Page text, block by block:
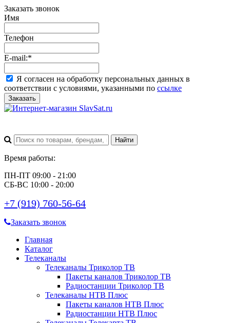
Заказать звонок
Имя
Телефон
E-mail:*
Я согласен на обработку персональных данных в
соответствии с условиями, указанными по ссылке
Заказать
Время работы:
ПН-ПТ 09:00 - 21:00
СБ-ВС 10:00 - 20:00
+7 (919) 760-56-64
Заказать звонок
Главная
Каталог
Телеканалы
Телеканалы Триколор ТВ
Пакеты каналов Триколор ТВ
Радиостанции Триколор ТВ
Телеканалы НТВ Плюс
Пакеты каналов НТВ Плюс
Радиостанции НТВ Плюс